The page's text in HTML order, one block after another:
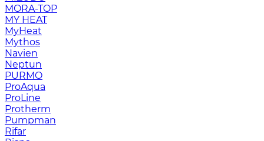
MORA-TOP
MY HEAT
MyHeat
Mythos
Navien
Neptun
PURMO
ProAqua
ProLine
Protherm
Pumpman
Rifar